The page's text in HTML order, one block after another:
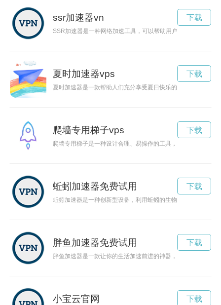
ssr加速器vn
SSR加速器是一种网络加速工具，可以帮助用户突破网络限制
下载
夏时加速器vps
夏时加速器是一款帮助人们充分享受夏日快乐的神奇工具。它
下载
爬墙专用梯子vps
爬墙专用梯子是一种设计合理、易操作的工具，可以帮助人们
下载
蚯蚓加速器免费试用
蚯蚓加速器是一种创新型设备，利用蚯蚓的生物特性加速土壤
下载
胖鱼加速器免费试用
胖鱼加速器是一款让你的生活加速前进的神器，让你轻松迈向成
下载
小宝云官网 下载